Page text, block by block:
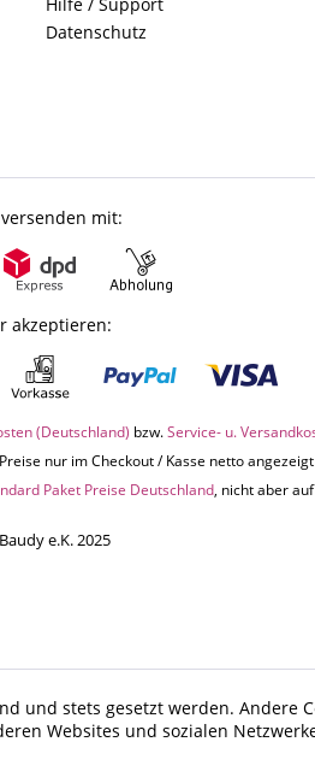
Datenschutz
mit:
akzeptieren:
(Deutschland) bzw.Service- u.
nur im Checkout / Kasse netto
Paket Preise Deutschland, nicht aber
e.K. 2025
und stets gesetzt werden. Andere
Websites und sozialen